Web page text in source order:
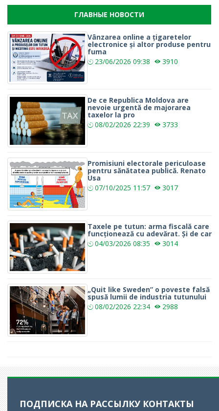
ГЛАВНЫЕ НОВОСТИ
Vânzarea online a țigaretelor
electronice și altor produse pentru
fuma
23/06/2026 09:38 3910
De ce Republica Moldova are
nevoie urgentă de majorarea
taxelor la pro
08/02/2026 22:39 3733
Promisiuni electorale periculoase
pentru sănătatea publică. Renato
Usa
07/10/2025 11:57 3017
Taxele pe tutun: arma fiscală care
funcționează cu adevărat. Și de car
04/03/2026 08:35 3014
„Quit like Sweden” o poveste falsă
spusă lumii de industria tutunului
08/02/2026 22:34 2988
ПОДПИСКА НА РАССЫЛКУ КОНТАКТЫ